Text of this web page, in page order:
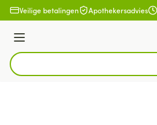
Ga naar de inhoud
Veilige betalingen Apothekersadvies
Menu
Product, merk, categorie...